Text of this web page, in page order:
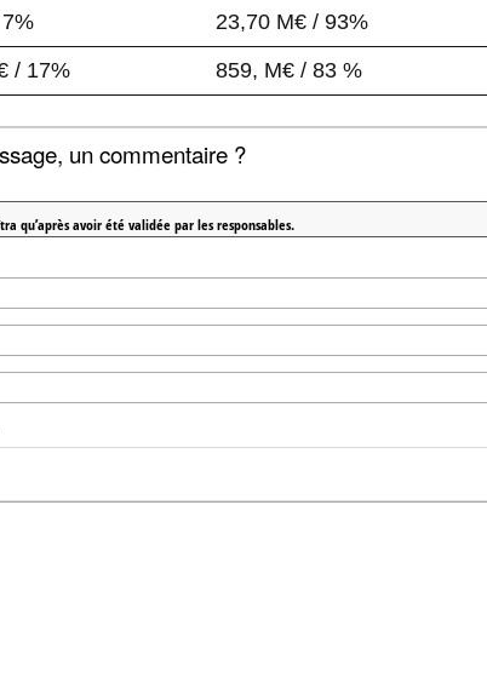
23,70 M€ / 93%
/ 17% 859, M€ / 83 %
un commentaire ?
qu’après avoir été validée par les responsables.